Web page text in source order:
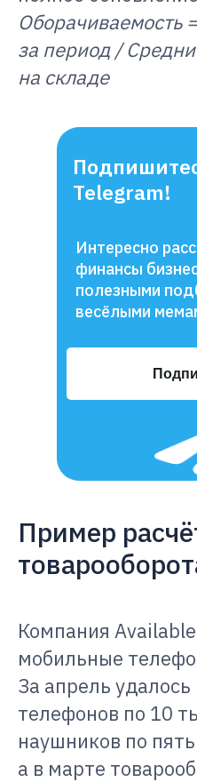
Оборачиваемость
за период /
на складе
Telegram!
Интересно
финансы
полезными
весёлыми
Пример
Компания
мобильные
За апрель
телефонов по 10
наушников по
а в марте